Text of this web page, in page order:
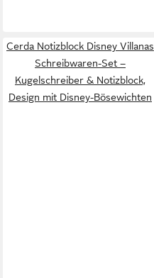
Cerda Notizblock Disney Villanas
Schreibwaren-Set –
Kugelschreiber & Notizblock,
Design mit Disney-Bösewichten